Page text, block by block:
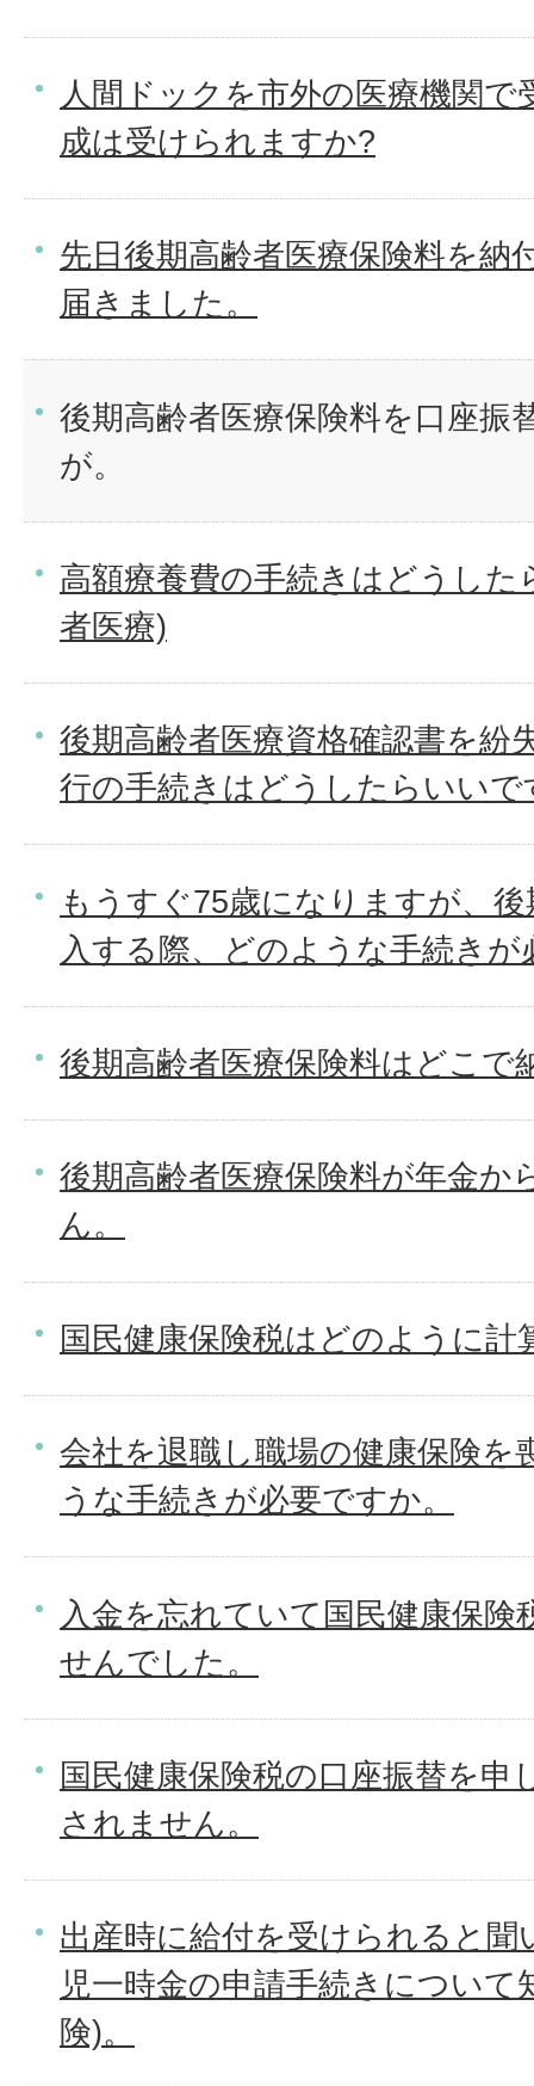
人間ドックを市外の医療機関で
成は受けられますか?
先日後期高齢者医療保険料を納
届きました。
後期高齢者医療保険料を口座振
が。
高額療養費の手続きはどうし
者医療)
後期高齢者医療資格確認書を紛
行の手続きはどうしたらいいで
もうすぐ75歳になりますが、
入する際、どのような手続きが
後期高齢者医療保険料はどこで
後期高齢者医療保険料が年金か
ん。
国民健康保険税はどのように
会社を退職し職場の健康保険を
うな手続きが必要ですか。
入金を忘れていて国民健康保険
せんでした。
国民健康保険税の口座振替を申
されません。
出産時に給付を受けられると
児一時金の申請手続きについて
険)。